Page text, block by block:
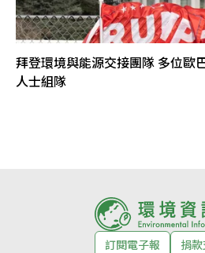
拜登環境與能源交接團隊 多位歐
人士組隊
訂閱電子報
捐